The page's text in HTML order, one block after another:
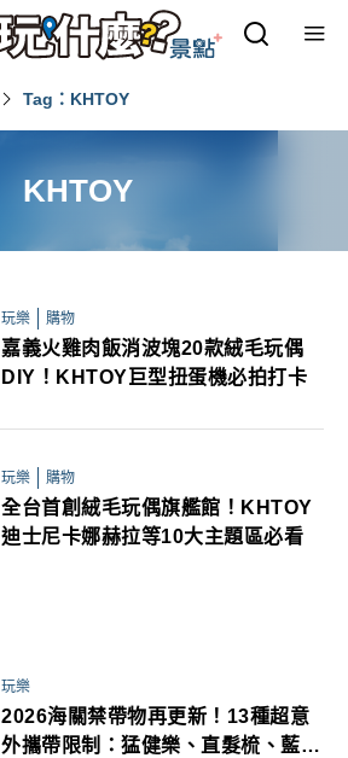
Tag：KHTOY
KHTOY
玩樂 購物
嘉義火雞肉飯消波塊20款絨毛玩偶
DIY！KHTOY巨型扭蛋機必拍打卡
玩樂 購物
全台首創絨毛玩偶旗艦館！KHTOY
迪士尼卡娜赫拉等10大主題區必看
玩樂
2026海關禁帶物再更新！13種超意
外攜帶限制：猛健樂、直髮梳、藍牙